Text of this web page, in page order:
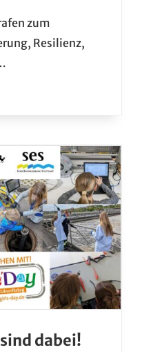
zum
Resilienz,
dabei!